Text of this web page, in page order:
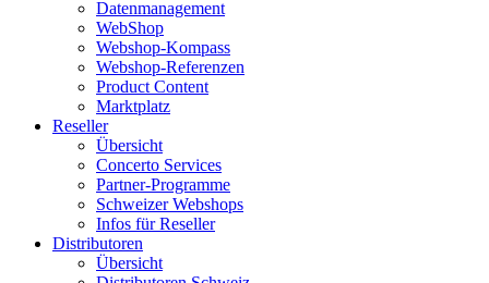
Datenmanagement
WebShop
Webshop-Kompass
Webshop-Referenzen
Product Content
Marktplatz
Reseller
Übersicht
Concerto Services
Partner-Programme
Schweizer Webshops
Infos für Reseller
Distributoren
Übersicht